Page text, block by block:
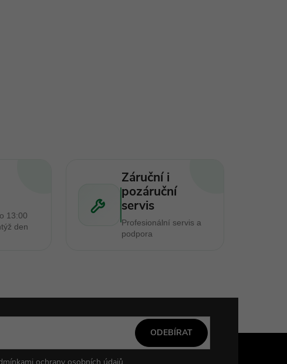
13:00
den
Záruční i
pozáruční
servis
Profesionální servis a
podpora
ODEBÍRAT